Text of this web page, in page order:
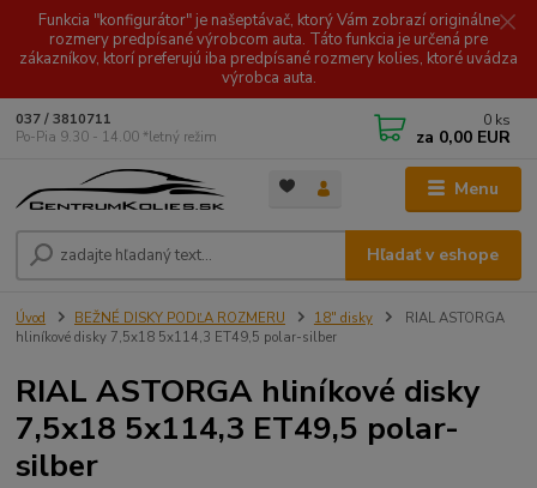
Funkcia "konfigurátor" je našeptávač, ktorý Vám zobrazí originálne
rozmery predpísané výrobcom auta. Táto funkcia je určená pre
zákazníkov, ktorí preferujú iba predpísané rozmery kolies, ktoré uvádza
výrobca auta.
Menu
Hľadať v eshope
037 / 3810711
Po-Pia 9.30 - 14.00 *letný režim
0 ks
za 0,00 EUR
Úvod BEŽNÉ DISKY PODĽA ROZMERU 18" disky
RIAL ASTORGA
hliníkové disky 7,5x18 5x114,3 ET49,5 polar-silber
RIAL ASTORGA hliníkové disky
7,5x18 5x114,3 ET49,5 polar-
silber